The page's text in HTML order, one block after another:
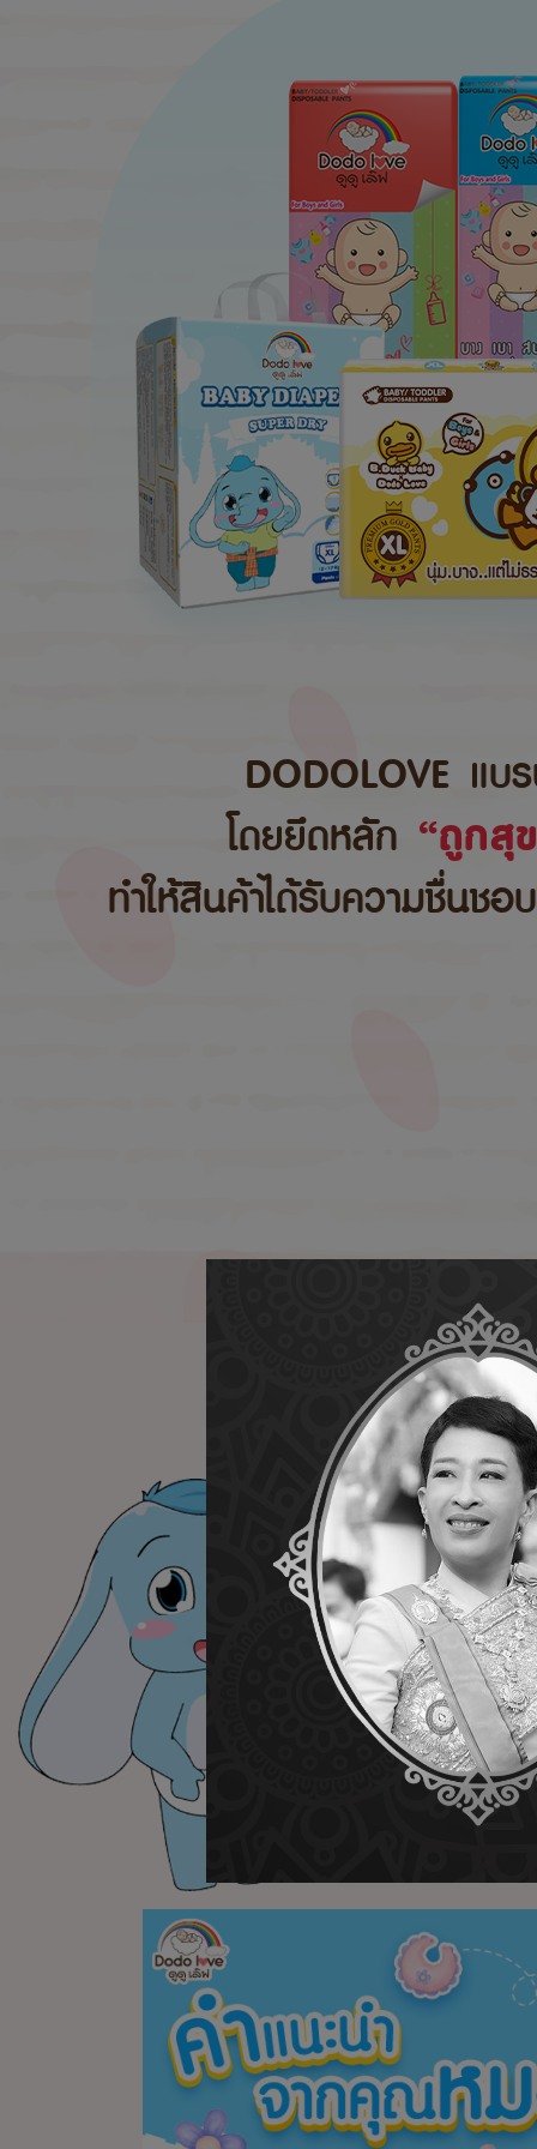
DODOLOVE แบ
โดยยึดหลัก “ถูกสุ
ทำให้สินค้าได้รับความชื่นช